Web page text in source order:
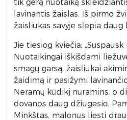
tik gerą nuotaiką
lavinantis žaislas. Iš pirmo
žaisliukas savyje slepia daug
Jie tiesiog kviečia: „Suspausk
Nuotaikingai iškišdami
smagų garsą, žaisliukai
žaidimą ir pasižymi
Neramų kūdikį nuramins, o
dovanos daug džiugesio.
Minkštas, malonus liesti